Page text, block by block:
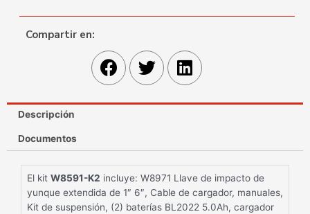
Compartir en:
Descripción
Documentos
El kit W8591-K2 incluye: W8971 Llave de impacto de
yunque extendida de 1″ 6″, Cable de cargador, manuales,
Kit de suspensión, (2) baterías BL2022 5.0Ah, cargador